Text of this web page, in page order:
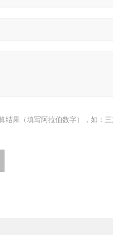
结果（填写阿拉伯数字），如：